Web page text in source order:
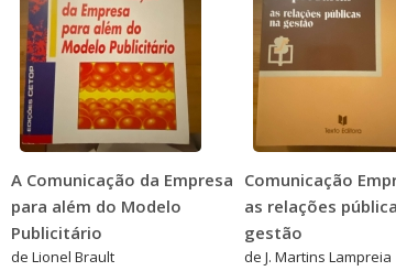
A Comunicação da Empresa
para além do Modelo
Publicitário
de Lionel Brault
Comunicação
as relações
gestão
de J. Martins Lampreia